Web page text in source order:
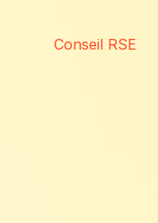
Conseil RSE